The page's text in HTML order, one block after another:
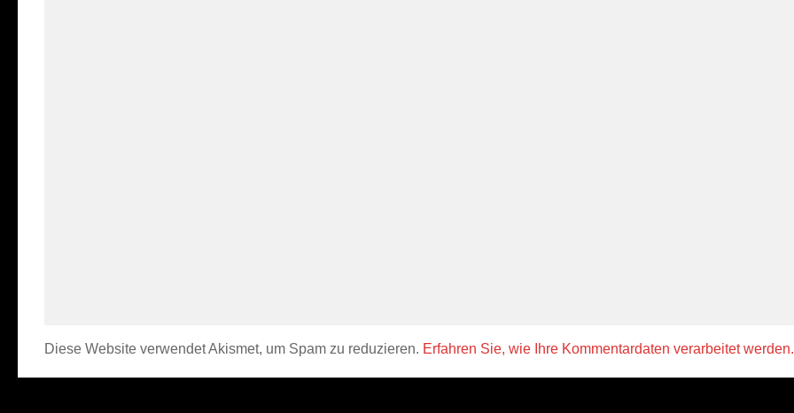
Diese Website verwendet Akismet, um Spam zu reduzieren. Erfahren Sie, wie Ihre Kommentardaten verarbeitet werden.